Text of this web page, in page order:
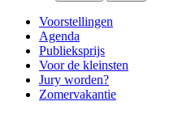
Voorstellingen
Agenda
Publieksprijs
Voor de kleinsten
Jury worden?
Zomervakantie